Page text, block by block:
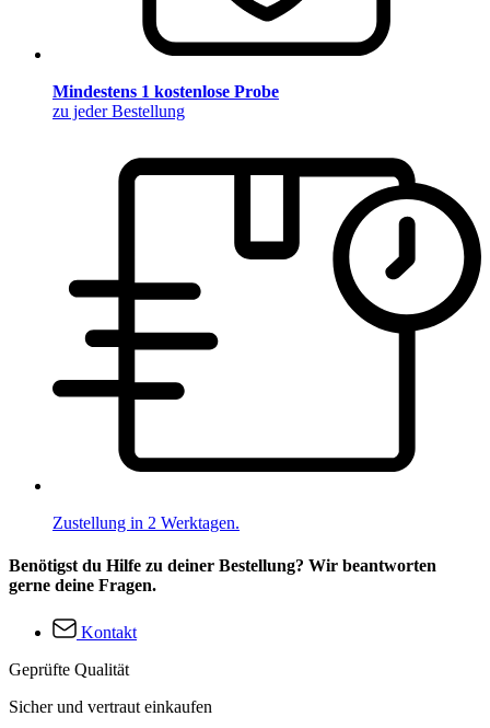
Mindestens 1 kostenlose Probe
zu jeder Bestellung
Zustellung in 2 Werktagen.
Benötigst du Hilfe zu deiner Bestellung? Wir beantworten
gerne deine Fragen.
Kontakt
Geprüfte Qualität
Sicher und vertraut einkaufen